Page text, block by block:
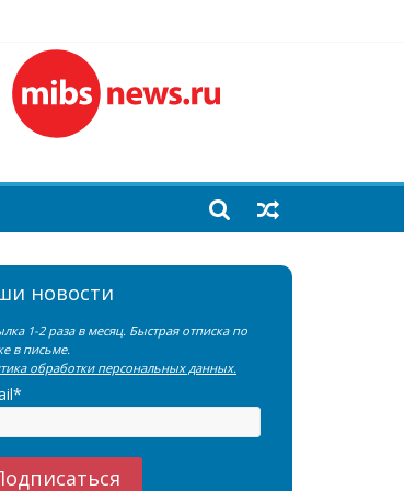
новости
1-2 раза в месяц. Быстрая отписка по
в письме.
обработки персональных данных.